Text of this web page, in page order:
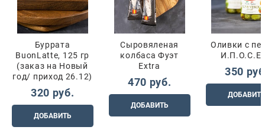
Буррата
BuonLatte, 125 гр
(заказ на Новый
год/ приход 26.12)
320 руб.
ДОБАВИТЬ
Сыровяленая
колбаса Фуэт
Extra
470 руб.
ДОБАВИТЬ
Оливки с
350
ДОБАВИТЬ